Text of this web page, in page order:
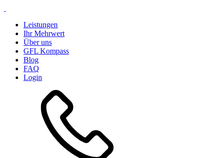
Leistungen
Ihr Mehrwert
Über uns
GFL Kompass
Blog
FAQ
Login